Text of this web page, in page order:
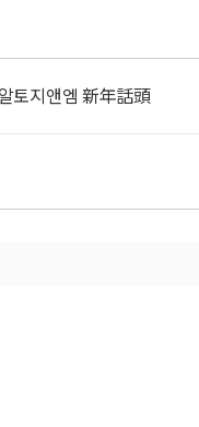
토지앤엠 新年話頭